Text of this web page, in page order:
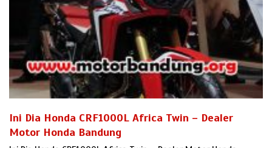
Ini Dia Honda CRF1000L Africa Twin – Dealer
Motor Honda Bandung